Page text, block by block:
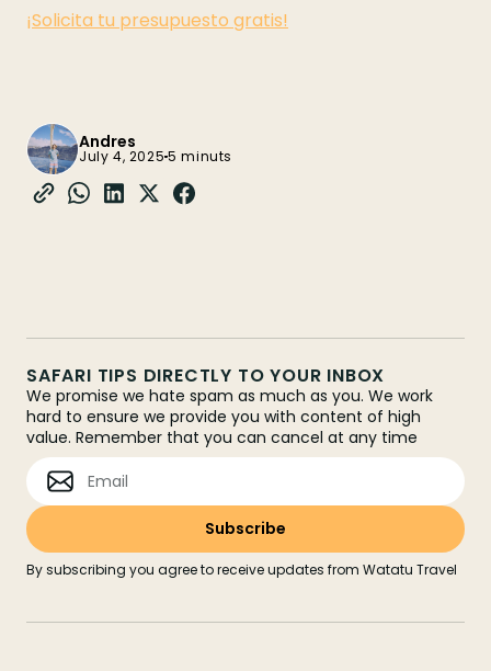
¡Solicita tu presupuesto gratis!
Andres
July 4, 20255 minuts
SAFARI TIPS DIRECTLY TO YOUR INBOX
We promise we hate spam as much as you. We work
hard to ensure we provide you with content of high
value. Remember that you can cancel at any time
By subscribing you agree to receive updates from Watatu Travel